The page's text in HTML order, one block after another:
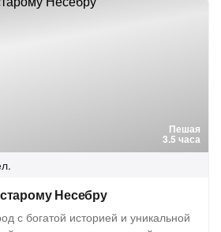
Пешая
3.5 часа
Несебру
с богатой историей и уникальной